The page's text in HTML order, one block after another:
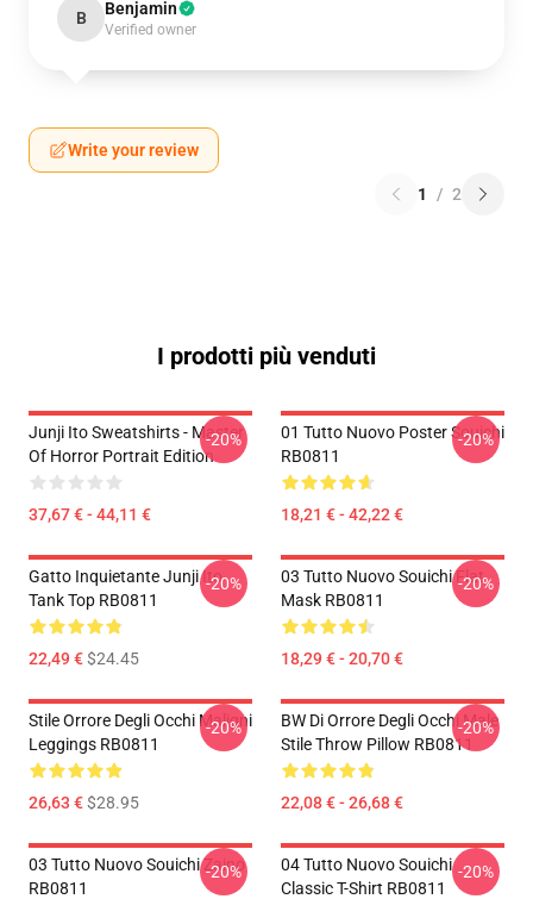
B Benjamin
Verified owner
Write your review
1 / 2
I prodotti più venduti
Junji Ito Sweatshirts - Master
Of Horror Portrait Edition
37,67 € - 44,11 €
-20%
01 Tutto Nuovo Poster Souichi
RB0811
18,21 € - 42,22 €
-20%
Gatto Inquietante Junji Ito
Tank Top RB0811
22,49 €$24.45
-20%
03 Tutto Nuovo Souichi Flat
Mask RB0811
18,29 € - 20,70 €
-20%
Stile Orrore Degli Occhi Maligni
Leggings RB0811
26,63 €$28.95
-20%
BW Di Orrore Degli Occhi Male
Stile Throw Pillow RB0811
22,08 € - 26,68 €
-20%
03 Tutto Nuovo Souichi Zaino
RB0811
-20%
04 Tutto Nuovo Souichi
Classic T-Shirt RB0811
-20%